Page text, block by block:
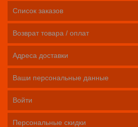
Список заказов
Возврат товара / оплат
Адреса доставки
Ваши персональные данные
Войти
Персональные скидки